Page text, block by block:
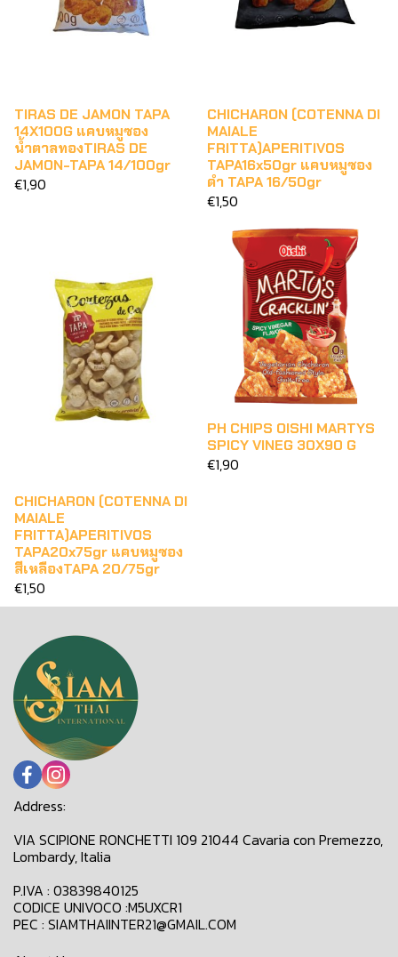
TIRAS DE JAMON TAPA
14X100G แคบหมูซอง
น้ำตาลทองTIRAS DE
JAMON-TAPA 14/100gr
€1,90
CHICHARON (COTENNA DI
MAIALE
FRITTA)APERITIVOS
TAPA16x50gr แคบหมูซอง
ดำ TAPA 16/50gr
€1,50
CHICHARON (COTENNA DI
MAIALE
FRITTA)APERITIVOS
TAPA20x75gr แคบหมูซอง
สีเหลืองTAPA 20/75gr
€1,50
PH CHIPS OISHI MARTYS
SPICY VINEG 30X90 G
€1,90
Address:
VIA SCIPIONE RONCHETTI 109 21044 Cavaria con Premezzo,
Lombardy, Italia
P.IVA : 03839840125
CODICE UNIVOCO :M5UXCR1
PEC : SIAMTHAIINTER21@GMAIL.COM